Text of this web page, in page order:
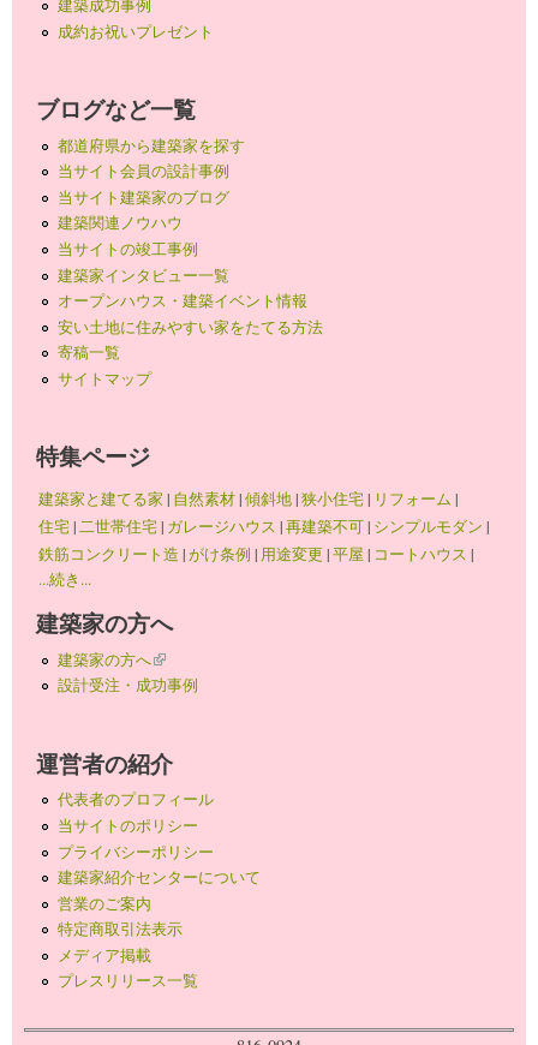
建築成功事例
成約お祝いプレゼント
ブログなど一覧
都道府県から建築家を探す
当サイト会員の設計事例
当サイト建築家のブログ
建築関連ノウハウ
当サイトの竣工事例
建築家インタビュー一覧
オープンハウス・建築イベント情報
安い土地に住みやすい家をたてる方法
寄稿一覧
サイトマップ
特集ページ
建築家と建てる家 | 自然素材|傾斜地|狭小住宅| リフォーム |
住宅|二世帯住宅| ガレージハウス |再建築不可| シンプルモダン |
鉄筋コンクリート造 |がけ条例 | 用途変更 |平屋 | コートハウス |
...続き...
建築家の方へ
建築家の方へ(link is external)
設計受注・成功事例
運営者の紹介
代表者のプロフィール
当サイトのポリシー
プライバシーポリシー
建築家紹介センターについて
営業のご案内
特定商取引法表示
メディア掲載
プレスリリース一覧